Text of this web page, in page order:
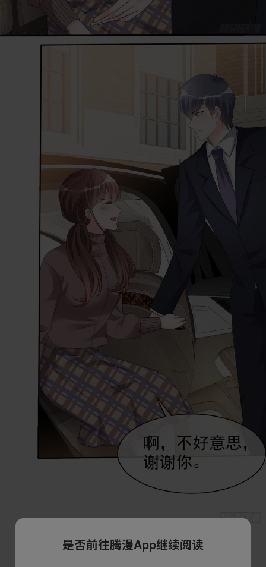
是否前往腾漫App继续阅读